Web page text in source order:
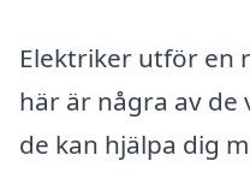
Elektriker utför en
här är några av de
de kan hjälpa dig